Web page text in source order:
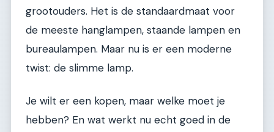
grootouders. Het is de standaardmaat voor
de meeste hanglampen, staande lampen en
bureaulampen. Maar nu is er een moderne
twist: de slimme lamp.
Je wilt er een kopen, maar welke moet je
hebben? En wat werkt nu echt goed in de